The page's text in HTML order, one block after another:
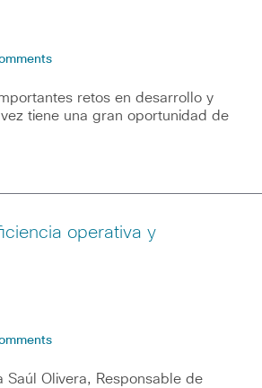
retos en desarrollo y
tiene una gran oportunidad de
operativa y
Saúl Olivera, Responsable de